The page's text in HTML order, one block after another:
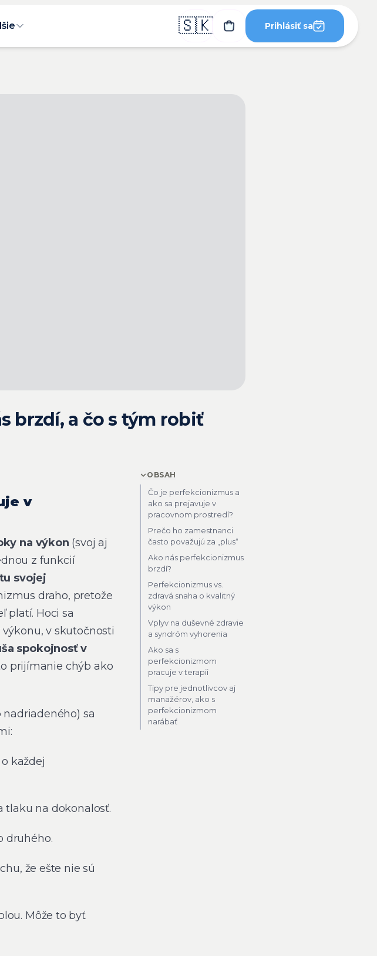
🇸🇰 Prihlásiť sa
brzdí, a čo s tým robiť
v
na výkon (svoj aj
z funkcií
svojej
draho, pretože
platí. Hoci sa
v skutočnosti
spokojnosť v
prijímanie chýb ako
sa
každej
tlaku na dokonalosť.
druhého.
že ešte nie sú
Môže to byť
OBSAH
Čo je perfekcionizmus a
ako sa prejavuje v
pracovnom prostredí?
Prečo ho zamestnanci
často považujú za „plus“
Ako nás perfekcionizmus
brzdí?
Perfekcionizmus vs.
zdravá snaha o kvalitný
výkon
Vplyv na duševné zdravie
a syndróm vyhorenia
Ako sa s
perfekcionizmom
pracuje v terapii
Tipy pre jednotlivcov aj
manažérov, ako s
perfekcionizmom
narábať